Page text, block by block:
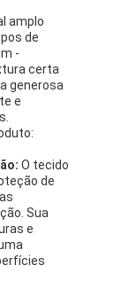
amplo
de
-
certa
generosa
e
O tecido
de
Sua
e